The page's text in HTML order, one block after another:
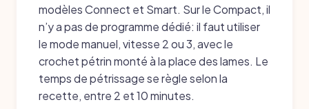
modèles Connect et Smart. Sur le Compact, il
n’y a pas de programme dédié: il faut utiliser
le mode manuel, vitesse 2 ou 3, avec le
crochet pétrin monté à la place des lames. Le
temps de pétrissage se règle selon la
recette, entre 2 et 10 minutes.